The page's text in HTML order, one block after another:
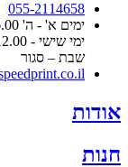
055-2114658
ימים א' - ה' 08.00-16.00
ימי שישי - 08.00-12.00
שבת – סגור
אודות
חנות